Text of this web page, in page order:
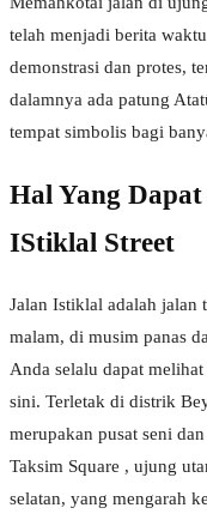
telah menjadi berita
demonstrasi dan protes,
dalamnya ada patung
tempat simbolis bagi
Hal Yang
IStiklal Street
Jalan Istiklal adalah jalan
malam, di musim panas
Anda selalu dapat
sini. Terletak di distrik
merupakan pusat seni
Taksim Square , ujung
selatan, yang mengarah